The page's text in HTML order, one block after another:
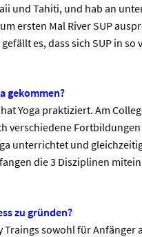
und Tahiti, und hab an
ersten Mal River SUP
es, dass sich SUP in so
gekommen?
Yoga praktiziert. Am
verschiedene
unterrichtet und
die 3 Disziplinen
zu gründen?
Traings sowohl für Anfänger